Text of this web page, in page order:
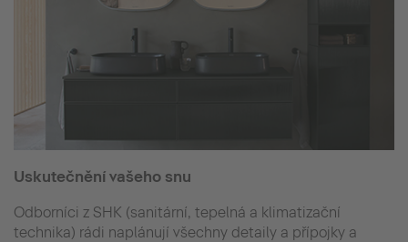
Uskutečnění vašeho snu
Odborníci z SHK (sanitární, tepelná a klimatizační
technika) rádi naplánují všechny detaily a přípojky a